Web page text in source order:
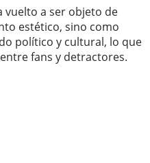
vuelto a ser objeto de
estético, sino como
político y cultural, lo que
fans y detractores.